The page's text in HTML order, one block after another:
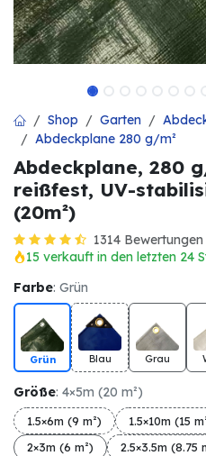
Shop Garten
Abdeckplane 280 g/m²
Abdeckplane, 280
reißfest, UV-
(20m²)
1314 Bewertungen
15 verkauft in den letzten 24
Farbe: Grün
Grün Blau Grau
Größe: 4×5m (20 m²)
1.5×6m (9 m²) 1.5×10m (15
2×3m (6 m²)
2.5×3.5m (8.75